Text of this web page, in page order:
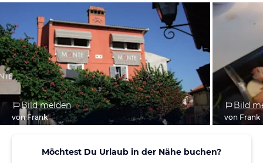
Bild melden
von Frank
Bild
von Frank
Möchtest Du Urlaub in der Nähe buchen?